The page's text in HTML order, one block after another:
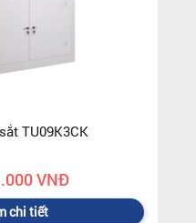
TU09K3CK
VNĐ
chi tiết